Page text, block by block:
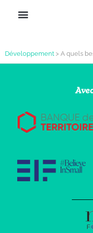
Développement > A quels